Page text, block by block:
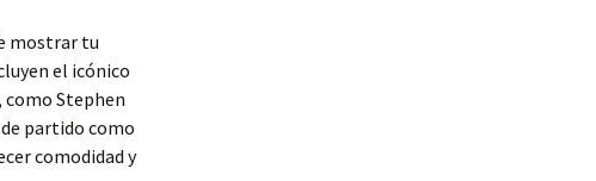
mostrar tu
el icónico
como Stephen
partido como
comodidad y